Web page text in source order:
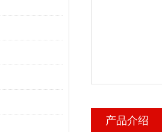
产品介绍